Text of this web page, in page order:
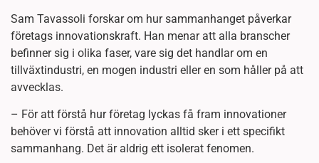
Sam Tavassoli forskar om hur sammanhanget påverkar
företags innovationskraft. Han menar att alla branscher
befinner sig i olika faser, vare sig det handlar om en
tillväxtindustri, en mogen industri eller en som håller på att
avvecklas.
– För att förstå hur företag lyckas få fram innovationer
behöver vi förstå att innovation alltid sker i ett specifikt
sammanhang. Det är aldrig ett isolerat fenomen.